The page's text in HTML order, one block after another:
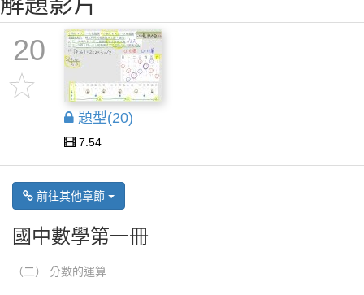
20
題型(20)
7:54
前往其他章節
國中數學第一冊
（二） 分數的運算